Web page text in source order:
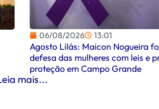
06/08/2026 13:01
Agosto Lilás: Maicon Nogueira
defesa das mulheres com leis e
proteção em Campo Grande
mais...